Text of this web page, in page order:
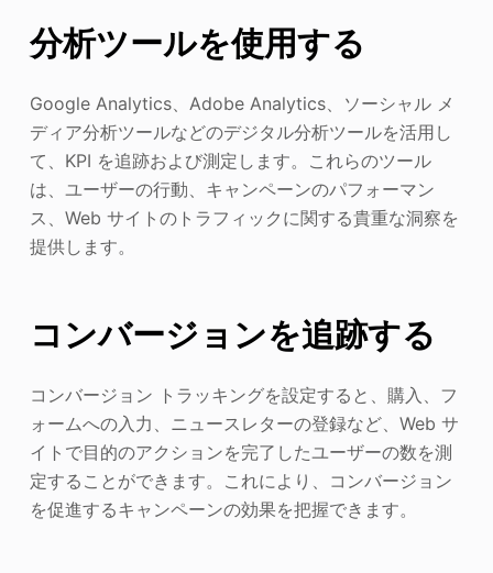
分析ツールを使用する
Google Analytics、Adobe Analytics、ソーシャル メ
ディア分析ツールなどのデジタル分析ツールを活用し
て、KPI を追跡および測定します。これらのツール
は、ユーザーの行動、キャンペーンのパフォーマン
ス、Web サイトのトラフィックに関する貴重な洞察を
提供します。
コンバージョンを追跡する
コンバージョン トラッキングを設定すると、購入、フ
ォームへの入力、ニュースレターの登録など、Web サ
イトで目的のアクションを完了したユーザーの数を測
定することができます。これにより、コンバージョン
を促進するキャンペーンの効果を把握できます。